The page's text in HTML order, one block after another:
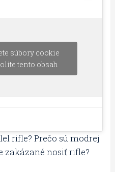
súbory cookie
tento obsah
rifle? Prečo sú modrej
zakázané nosiť rifle?